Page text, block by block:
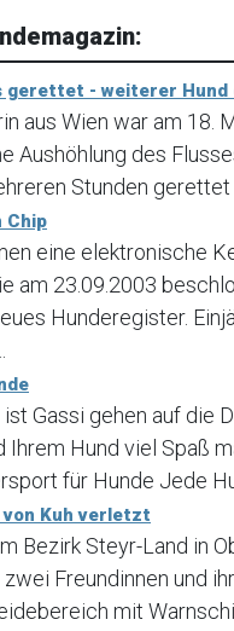
gerettet - weiterer
aus Wien war am
Aushöhlung des
Stunden gerettet
Chip
eine elektronische
am 23.09.2003
Hunderegister.
Gassi gehen auf die
Ihrem Hund viel Spaß
für Hunde Jede
von Kuh verletzt
Bezirk Steyr-Land in
Freundinnen und
mit